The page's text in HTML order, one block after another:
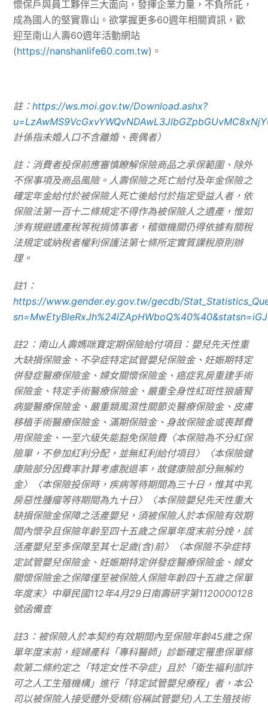
懷保戶與員工夥伴三大面向，發揮企業力量，不負所託，
成為國人的堅實靠山。欲掌握更多60週年相關資訊，歡
迎至南山人壽60週年活動網站
(https://nanshanlife60.com.tw)。
註：https://ws.moi.gov.tw/Download.ashx?
計係指未婚人口不含離婚、喪偶者）
註：消費者投保前應審慎瞭解保險商品之承保範圍、除外
不保事項及商品風險。人壽保險之死亡給付及年金保險之
確定年金給付於被保險人死亡後給付於指定受益人者，依
保險法第一百十二條規定不得作為被保險人之遺產，惟如
涉有規避遺產稅等稅捐情事者，稽徵機關仍得依據有關稅
法規定或納稅者權利保護法第七條所定實質課稅原則辦
理。
註1：
https://www.gender.ey.gov.tw/gecdb/
註2：南山人壽媽咪寶定期保險給付項目：嬰兒先天性重
大缺損保險金、不孕症特定試管嬰兒保險金、妊娠期特定
併發症醫療保險金、婦女關懷保險金、癌症乳房重建手術
保險金、特定手術醫療保險金、嚴重全身性紅斑性狼瘡腎
病變醫療保險金、嚴重類風濕性關節炎醫療保險金、皮膚
移植手術醫療保險金、滿期保險金、身故保險金或喪葬費
用保險金、一至六級失能豁免保險費〈本保險為不分紅保
險單，不參加紅利分配，並無紅利給付項目〉〈本保險健
康險部分因費率計算考慮脫退率，故健康險部分無解約
金〉〈本保險投保時，疾病等待期間為三十日，惟其中乳
房惡性腫瘤等待期間為九十日〉〈本保險嬰兒先天性重大
缺損保險金保障之活產嬰兒，須被保險人於本保險有效期
間內懷孕且保險年齡至四十五歲之保單年度末前分娩，該
活產嬰兒至多保障至其七足歲(含)前〉〈本保險不孕症特
定試管嬰兒保險金、妊娠期特定併發症醫療保險金、婦女
關懷保險金之保障僅至被保險人保險年齡四十五歲之保單
年度末〉中華民國112年4月29日南壽研字第1120000128
號函備查
註3：被保險人於本契約有效期間內至保險年齡45歲之保
單年度末前，經婦產科「專科醫師」診斷確定罹患保單條
款第二條約定之「特定女性不孕症」且於「衛生福利部許
可之人工生殖機構」進行「特定試管嬰兒療程」者，本公
司以被保險人接受體外受精(俗稱試管嬰兒)人工生殖技術